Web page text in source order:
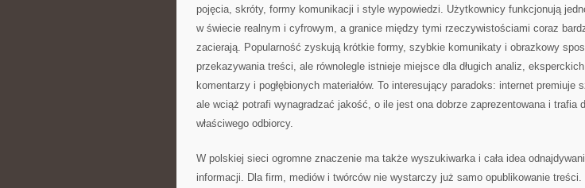
pojęcia, skróty, formy komunikacji i style wypowiedzi. Użytkownicy funkcjonują
w świecie realnym i cyfrowym, a granice między tymi rzeczywistościami coraz
zacierają. Popularność zyskują krótkie formy, szybkie komunikaty i obrazkowy
przekazywania treści, ale równolegle istnieje miejsce dla długich analiz, eksperckich
komentarzy i pogłębionych materiałów. To interesujący paradoks: internet premiuje
ale wciąż potrafi wynagradzać jakość, o ile jest ona dobrze zaprezentowana i trafia
właściwego odbiorcy.
W polskiej sieci ogromne znaczenie ma także wyszukiwarka i cała idea
informacji. Dla firm, mediów i twórców nie wystarczy już samo opublikowanie treści.